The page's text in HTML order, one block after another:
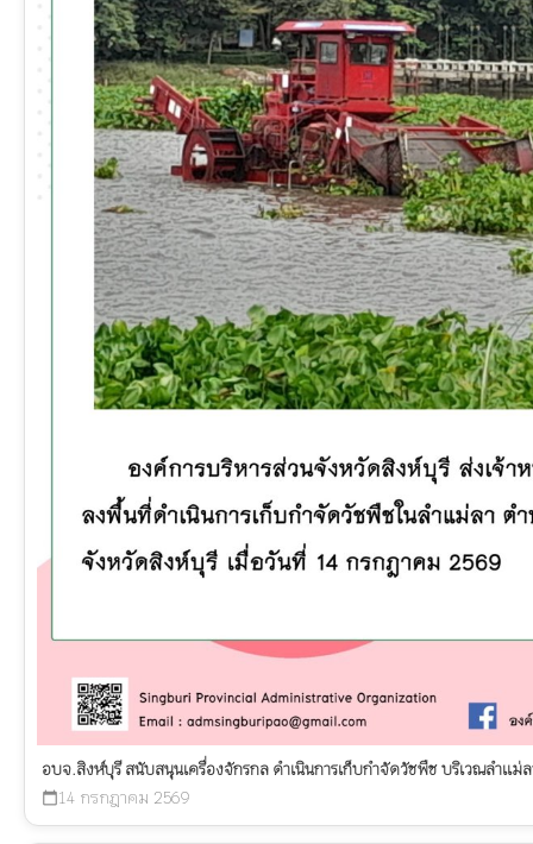
อบจ.สิงห์บุรี สนับสนุนเครื่องจักรกล ดำเนินการเก็บกำจัดวัชพืช บริเวณลำแม่
calendar_today 14 กรกฎาคม 2569